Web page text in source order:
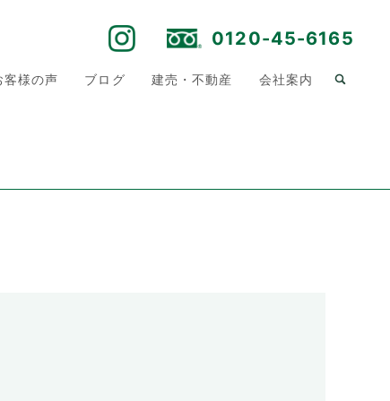
0120-45-6165
客様の声 ブログ 建売・不動産 会社案内